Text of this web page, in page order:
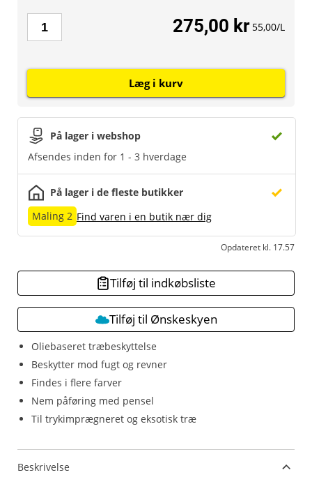
Oliebaseret træbeskyttelse
Beskytter mod fugt og revner
Findes i flere farver
Nem påføring med pensel
Til trykimprægneret og eksotisk træ
På lager i webshop
Afsendes inden for 1 - 3 hverdage
På lager i de fleste butikker
Maling 2 Find varen i en butik nær dig
Opdateret kl. 17.57
275,00 kr 55,00/L
Læg i kurv
Tilføj til indkøbsliste
Tilføj til Ønskeskyen
Beskrivelse